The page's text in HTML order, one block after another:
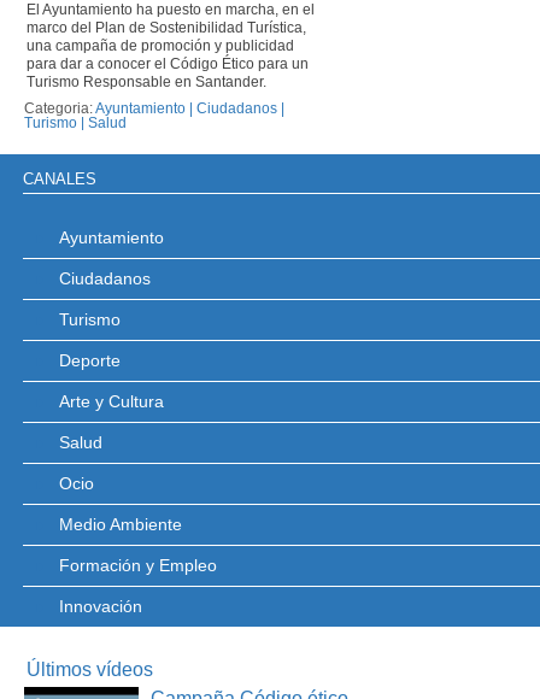
El Ayuntamiento ha puesto en marcha, en el
marco del Plan de Sostenibilidad Turística,
una campaña de promoción y publicidad
para dar a conocer el Código Ético para un
Turismo Responsable en Santander.
Categoria:Ayuntamiento Ciudadanos
Turismo
Salud
CANALES
Ayuntamiento
Ciudadanos
Turismo
Deporte
Arte y Cultura
Salud
Ocio
Medio Ambiente
Formación y Empleo
Innovación
Últimos vídeos